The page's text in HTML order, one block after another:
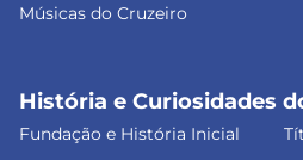
Músicas do Cruzeiro
História e Curiosidades
Fundação e História Inicial